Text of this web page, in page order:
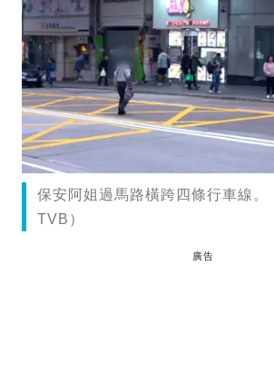
保安阿姐過馬路橫跨四條行車線。
TVB）
廣告